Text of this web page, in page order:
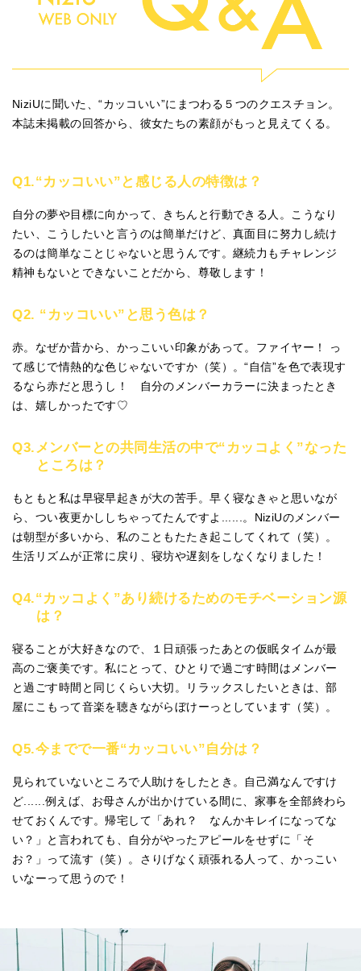
NiziUに聞いた、“カッコいい”にまつわる５つのクエスチョン。
本誌未掲載の回答から、彼女たちの素顔がもっと見えてくる。
Q1.“カッコいい”と感じる人の特徴は？
自分の夢や目標に向かって、きちんと行動できる人。こうなり
たい、こうしたいと言うのは簡単だけど、真面目に努力し続け
るのは簡単なことじゃないと思うんです。継続力もチャレンジ
精神もないとできないことだから、尊敬します！
Q2. “カッコいい”と思う色は？
赤。なぜか昔から、かっこいい印象があって。ファイヤー！ っ
て感じで情熱的な色じゃないですか（笑）。“自信”を色で表現す
るなら赤だと思うし！ 自分のメンバーカラーに決まったとき
は、嬉しかったです♡
Q3.メンバーとの共同生活の中で“カッコよく”なった
ところは？
もともと私は早寝早起きが大の苦手。早く寝なきゃと思いなが
ら、つい夜更かししちゃってたんですよ......。NiziUのメンバー
は朝型が多いから、私のこともたたき起こしてくれて（笑）。
生活リズムが正常に戻り、寝坊や遅刻をしなくなりました！
Q4.“カッコよく”あり続けるためのモチベーション源
は？
寝ることが大好きなので、１日頑張ったあとの仮眠タイムが最
高のご褒美です。私にとって、ひとりで過ごす時間はメンバー
と過ごす時間と同じくらい大切。リラックスしたいときは、部
屋にこもって音楽を聴きながらぼけーっとしています（笑）。
Q5.今までで一番“カッコいい”自分は？
見られていないところで人助けをしたとき。自己満なんですけ
ど......例えば、お母さんが出かけている間に、家事を全部終わら
せておくんです。帰宅して「あれ？ なんかキレイになってな
い？」と言われても、自分がやったアピールをせずに「そ
お？」って流す（笑）。さりげなく頑張れる人って、かっこい
いなーって思うので！